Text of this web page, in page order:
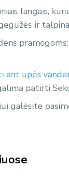
langais,
ir
upės
patirti
galėsite